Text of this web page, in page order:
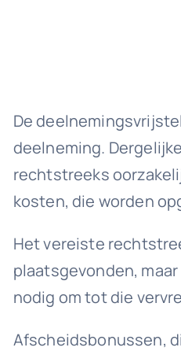
De
deelneming.
rechtstreeks
kosten, die worden
Het vereiste
plaatsgevonden,
nodig om tot die
Afscheidsbonussen,